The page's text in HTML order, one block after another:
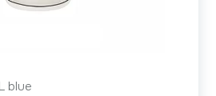
blue